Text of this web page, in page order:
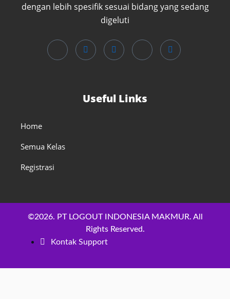
dengan lebih spesifik sesuai bidang yang sedang
digeluti
Useful Links
Home
Semua Kelas
Registrasi
©2026. PT LOGOUT INDONESIA MAKMUR. All
Rights Reserved.
Kontak Support